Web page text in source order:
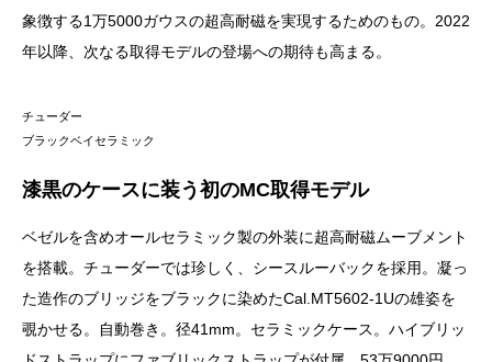
象徴する1万5000ガウスの超高耐磁を実現するためのもの。2022
年以 降 次なる取得モデルの登場への期待も高まる。
チューダー
ブラックベイセラミック
漆黒のケースに装う初のMC取得モデル
ベゼルを含めオールセラミック製の外装に超高耐磁ムーブメント
を搭載。チューダーでは珍しく、シースルーバックを採用。凝っ
た造作のブリッジをブラックに染めたCal.MT5602-1Uの雄姿を
覗かせる。自動巻き。径41mm。セラミックケース。ハイブリッ